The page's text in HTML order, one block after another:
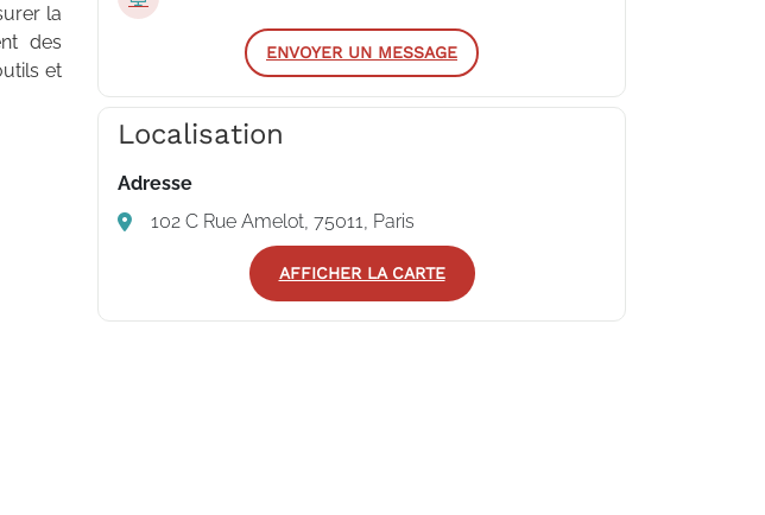
la
des
et
ENVOYER UN MESSAGE
Localisation
Adresse
102 C Rue Amelot, 75011, Paris
AFFICHER LA CARTE